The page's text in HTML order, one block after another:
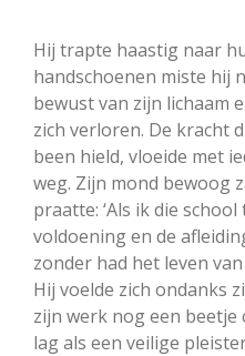
Hij trapte haastig naar
handschoenen miste hij
bewust van zijn lichaam
zich verloren. De kracht
been hield, vloeide met
weg. Zijn mond bewoog
praatte: ‘Als ik die
voldoening en de
zonder had het leven
Hij voelde zich ondanks
zijn werk nog een beetje
lag als een veilige